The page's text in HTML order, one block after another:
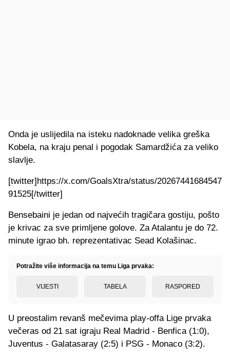
Onda je uslijedila na isteku nadoknade velika greška
Kobela, na kraju penal i pogodak Samardžića za veliko
slavlje.
[twitter]https://x.com/GoalsXtra/status/20267441684547
91525[/twitter]
Bensebaini je jedan od najvećih tragičara gostiju, pošto
je krivac za sve primljene golove. Za Atalantu je do 72.
minute igrao bh. reprezentativac Sead Kolašinac.
Potražite više informacija na temu Liga prvaka:
VIJESTI TABELA RASPORED
U preostalim revanš mečevima play-offa Lige prvaka
večeras od 21 sat igraju Real Madrid - Benfica (1:0),
Juventus - Galatasaray (2:5) i PSG - Monaco (3:2).